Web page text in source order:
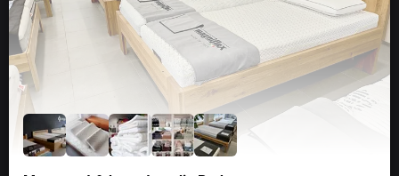
Navrženo v Německu, vyráběno v EU.